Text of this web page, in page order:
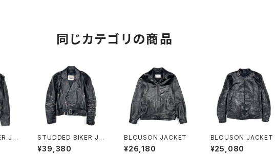
同じカテゴリの商品
JA
STUDDED BIKER JA
CKET
¥39,380
BLOUSON JACKET
¥26,180
BLOUSON JACKET
¥25,080